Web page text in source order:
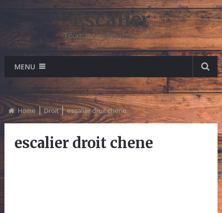
Escalier
Tournant, collimasson, droit
MENU
Home Droit escalier droit chene
escalier droit chene